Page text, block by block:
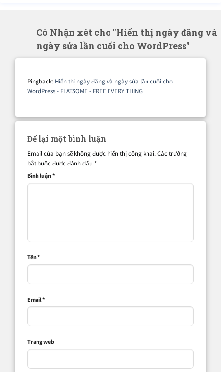
Có Nhận xét cho "Hiển thị ngày đăng và
ngày sửa lần cuối cho WordPress"
Pingback: Hiển thị ngày đăng và ngày sửa lần cuối cho
WordPress - FLATSOME - FREE EVERY THING
Để lại một bình luận
Email của bạn sẽ không được hiển thị công khai.Các trường
bắt buộc được đánh dấu *
Bình luận*
Tên*
Email*
Trang web